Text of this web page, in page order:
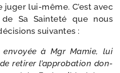
juger lui-​même. C’est avec
de Sa Sainteté que nous
suivantes :
à Mgr Mamie, lui
reti­rer l’ap­pro­ba­tion don­